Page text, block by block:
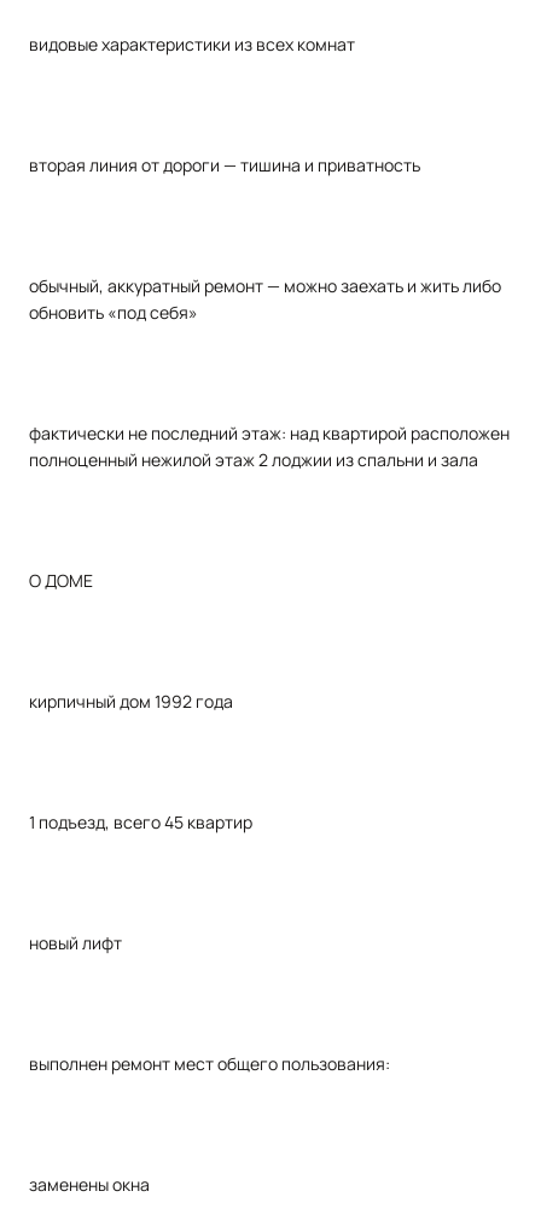
видовые характеристики из всех комнат
вторая линия от дороги — тишина и приватность
обычный, аккуратный ремонт — можно заехать и жить либо
обновить «под себя»
фактически не последний этаж: над квартирой расположен
полноценный нежилой этаж 2 лоджии из спальни и зала
О ДОМЕ
кирпичный дом 1992 года
1 подъезд, всего 45 квартир
новый лифт
выполнен ремонт мест общего пользования:
заменены окна